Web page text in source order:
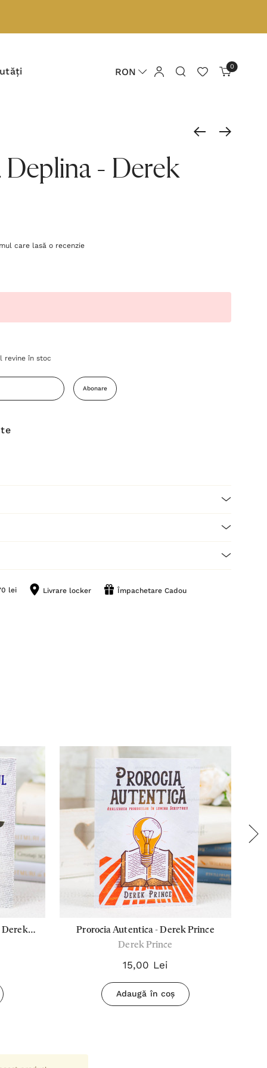
RON 0
Deplina - Derek
care lasă o recenzie
revine în stoc
Abonare
lei Livrare locker Împachetare Cadou
Derek
Prorocia Autentica - Derek Prince
Derek Prince
15,00 Lei
Adaugă în coș